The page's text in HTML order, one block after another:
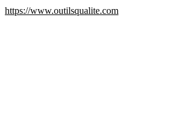
https://www.outilsqualite.com